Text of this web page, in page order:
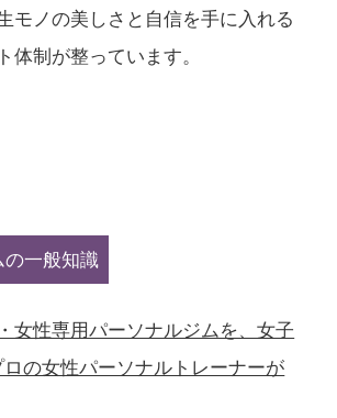
モノの美しさと自信を手に入れる
体制が整っています。
の一般知識
女性専用パーソナルジムを、女子
ロの女性パーソナルトレーナーが